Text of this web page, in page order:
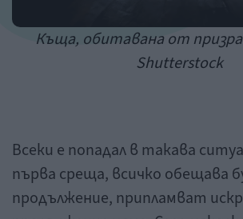
Къща, обитавана от
Shutterstock
Всеки е попадал в такава
първа среща, всичко обещава
продължение, припламват